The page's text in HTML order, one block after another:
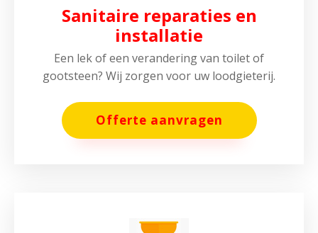
Sanitaire reparaties en
installatie
Een lek of een verandering van toilet of
gootsteen? Wij zorgen voor uw loodgieterij.
Offerte aanvragen